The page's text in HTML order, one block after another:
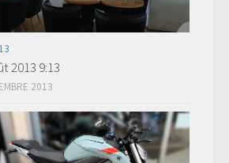
2013 9:13
2013